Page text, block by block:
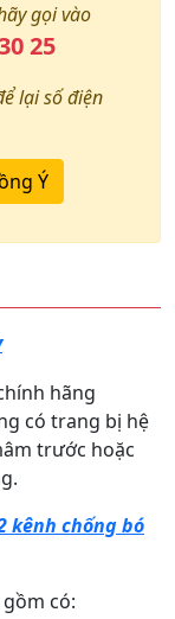
gọi vào
25
lại số điện
Ý
hãng
có trang bị hệ
trước hoặc
kênh chống bó
có: